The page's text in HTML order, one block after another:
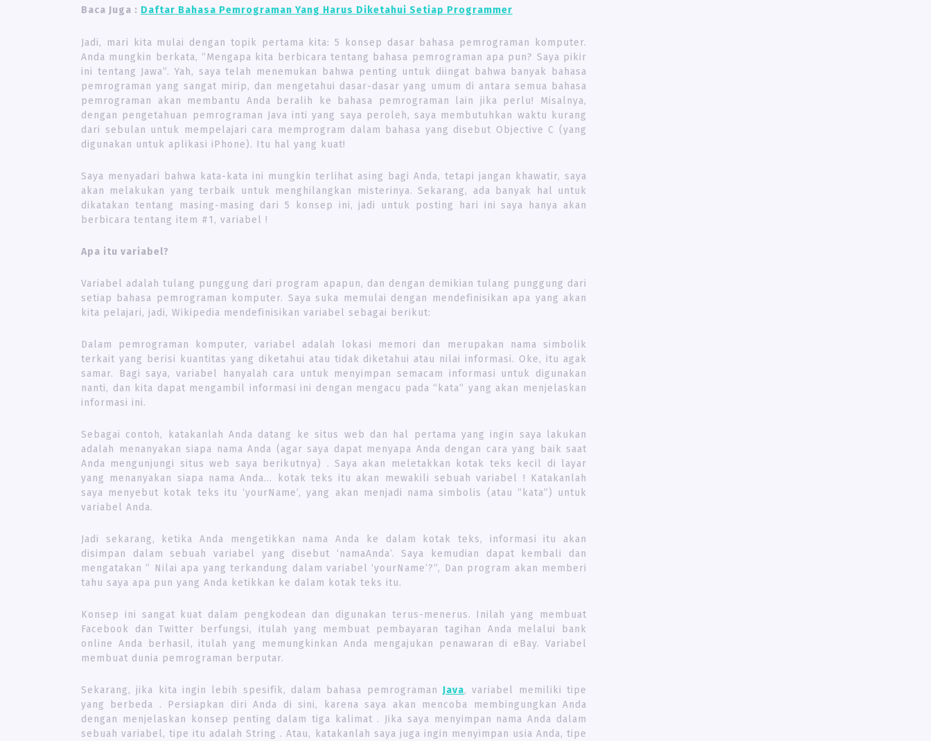
Baca Juga : Daftar Bahasa Pemrograman Yang Harus Diketahui Setiap Programmer
Jadi, mari kita mulai dengan topik pertama kita: 5 konsep dasar bahasa pemrograman komputer.
Anda mungkin berkata, “Mengapa kita berbicara tentang bahasa pemrograman apa pun? Saya pikir
ini tentang Jawa”. Yah, saya telah menemukan bahwa penting untuk diingat bahwa banyak bahasa
pemrograman yang sangat mirip, dan mengetahui dasar-dasar yang umum di antara semua bahasa
pemrograman akan membantu Anda beralih ke bahasa pemrograman lain jika perlu! Misalnya,
dengan pengetahuan pemrograman Java inti yang saya peroleh, saya membutuhkan waktu kurang
dari sebulan untuk mempelajari cara memprogram dalam bahasa yang disebut Objective C (yang
digunakan untuk aplikasi iPhone). Itu hal yang kuat!
Saya menyadari bahwa kata-kata ini mungkin terlihat asing bagi Anda, tetapi jangan khawatir, saya
akan melakukan yang terbaik untuk menghilangkan misterinya. Sekarang, ada banyak hal untuk
dikatakan tentang masing-masing dari 5 konsep ini, jadi untuk posting hari ini saya hanya akan
berbicara tentang item #1, variabel !
Apa itu variabel?
Variabel adalah tulang punggung dari program apapun, dan dengan demikian tulang punggung dari
setiap bahasa pemrograman komputer. Saya suka memulai dengan mendefinisikan apa yang akan
kita pelajari, jadi, Wikipedia mendefinisikan variabel sebagai berikut:
Dalam pemrograman komputer, variabel adalah lokasi memori dan merupakan nama simbolik
terkait yang berisi kuantitas yang diketahui atau tidak diketahui atau nilai informasi. Oke, itu agak
samar. Bagi saya, variabel hanyalah cara untuk menyimpan semacam informasi untuk digunakan
nanti, dan kita dapat mengambil informasi ini dengan mengacu pada “kata” yang akan menjelaskan
informasi ini.
Sebagai contoh, katakanlah Anda datang ke situs web dan hal pertama yang ingin saya lakukan
adalah menanyakan siapa nama Anda (agar saya dapat menyapa Anda dengan cara yang baik saat
Anda mengunjungi situs web saya berikutnya) . Saya akan meletakkan kotak teks kecil di layar
yang menanyakan siapa nama Anda… kotak teks itu akan mewakili sebuah variabel ! Katakanlah
saya menyebut kotak teks itu ‘yourName’, yang akan menjadi nama simbolis (atau “kata”) untuk
variabel Anda.
Jadi sekarang, ketika Anda mengetikkan nama Anda ke dalam kotak teks, informasi itu akan
disimpan dalam sebuah variabel yang disebut ‘namaAnda’. Saya kemudian dapat kembali dan
mengatakan ” Nilai apa yang terkandung dalam variabel ‘yourName’?”, Dan program akan memberi
tahu saya apa pun yang Anda ketikkan ke dalam kotak teks itu.
Konsep ini sangat kuat dalam pengkodean dan digunakan terus-menerus. Inilah yang membuat
Facebook dan Twitter berfungsi, itulah yang membuat pembayaran tagihan Anda melalui bank
online Anda berhasil, itulah yang memungkinkan Anda mengajukan penawaran di eBay. Variabel
membuat dunia pemrograman berputar.
Sekarang, jika kita ingin lebih spesifik, dalam bahasa pemrograman Java, variabel memiliki tipe
yang berbeda . Persiapkan diri Anda di sini, karena saya akan mencoba membingungkan Anda
dengan menjelaskan konsep penting dalam tiga kalimat . Jika saya menyimpan nama Anda dalam
sebuah variabel, tipe itu adalah String . Atau, katakanlah saya juga ingin menyimpan usia Anda, tipe